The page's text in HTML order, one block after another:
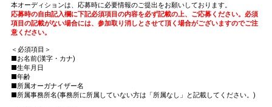
本オーディションは、応募時に必要情報のご提出をお願いしております。
応募時の自由記入欄に下記必須項目の内容を必ず記載の上、ご応募ください。必須
項目の記載がない場合には、参加取り消しとさせて頂く場合がございますのでご注
意ください。
＜必須項目＞
■お名前(漢字・カナ)
■生年月日
■年齢
■所属オーガナイザー名
■所属事務所名(事務所に所属していない方は「所属なし」と記載してください。)